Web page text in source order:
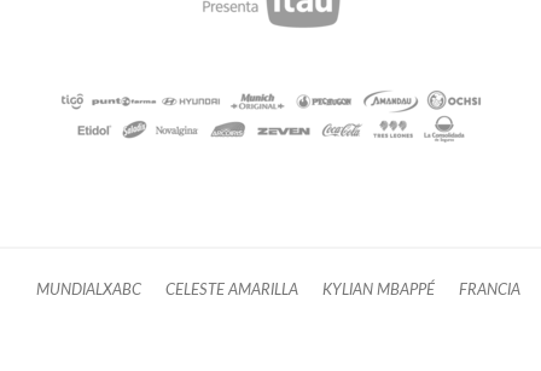
MUNDIALXABC CELESTE AMARILLA KYLIAN MBAPPÉ FRANCIA